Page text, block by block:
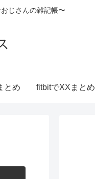
じさんの雑記帳〜
とめ fitbitでXXまとめ